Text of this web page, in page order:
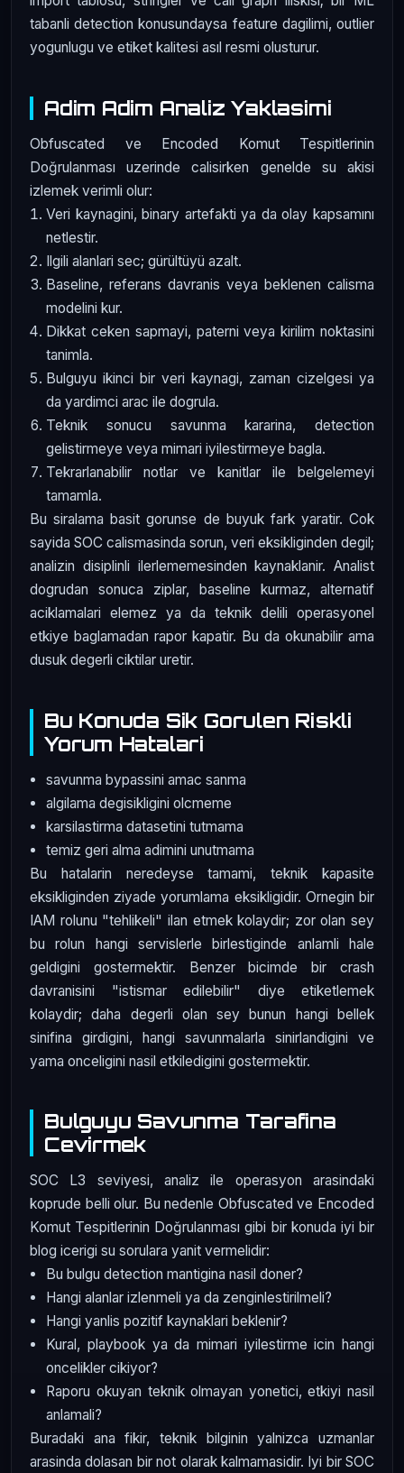
tabanli detection konusundaysa feature dagilimi, outlier
yogunlugu ve etiket kalitesi asıl resmi olusturur.
Adim Adim Analiz Yaklasimi
Obfuscated ve Encoded Komut Tespitlerinin
Doğrulanması uzerinde calisirken genelde su akisi
izlemek verimli olur:
Veri kaynagini, binary artefakti ya da olay kapsamını
netlestir.
Ilgili alanlari sec; gürültüyü azalt.
Baseline, referans davranis veya beklenen calisma
modelini kur.
Dikkat ceken sapmayi, paterni veya kirilim noktasini
tanimla.
Bulguyu ikinci bir veri kaynagi, zaman cizelgesi ya
da yardimci arac ile dogrula.
Teknik sonucu savunma kararina, detection
gelistirmeye veya mimari iyilestirmeye bagla.
Tekrarlanabilir notlar ve kanitlar ile belgelemeyi
tamamla.
Bu siralama basit gorunse de buyuk fark yaratir. Cok
sayida SOC calismasinda sorun, veri eksikliginden degil;
analizin disiplinli ilerlememesinden kaynaklanir. Analist
dogrudan sonuca ziplar, baseline kurmaz, alternatif
aciklamalari elemez ya da teknik delili operasyonel
etkiye baglamadan rapor kapatir. Bu da okunabilir ama
dusuk degerli ciktilar uretir.
Bu Konuda Sik Gorulen Riskli
Yorum Hatalari
savunma bypassini amac sanma
algilama degisikligini olcmeme
karsilastirma datasetini tutmama
temiz geri alma adimini unutmama
Bu hatalarin neredeyse tamami, teknik kapasite
eksikliginden ziyade yorumlama eksikligidir. Ornegin bir
IAM rolunu "tehlikeli" ilan etmek kolaydir; zor olan sey
bu rolun hangi servislerle birlestiginde anlamli hale
geldigini gostermektir. Benzer bicimde bir crash
davranisini "istismar edilebilir" diye etiketlemek
kolaydir; daha degerli olan sey bunun hangi bellek
sinifina girdigini, hangi savunmalarla sinirlandigini ve
yama onceligini nasil etkiledigini gostermektir.
Bulguyu Savunma Tarafina
Cevirmek
SOC L3 seviyesi, analiz ile operasyon arasindaki
koprude belli olur. Bu nedenle Obfuscated ve Encoded
Komut Tespitlerinin Doğrulanması gibi bir konuda iyi bir
blog icerigi su sorulara yanit vermelidir:
Bu bulgu detection mantigina nasil doner?
Hangi alanlar izlenmeli ya da zenginlestirilmeli?
Hangi yanlis pozitif kaynaklari beklenir?
Kural, playbook ya da mimari iyilestirme icin hangi
oncelikler cikiyor?
Raporu okuyan teknik olmayan yonetici, etkiyi nasil
anlamali?
Buradaki ana fikir, teknik bilginin yalnizca uzmanlar
arasinda dolasan bir not olarak kalmamasidir. Iyi bir SOC